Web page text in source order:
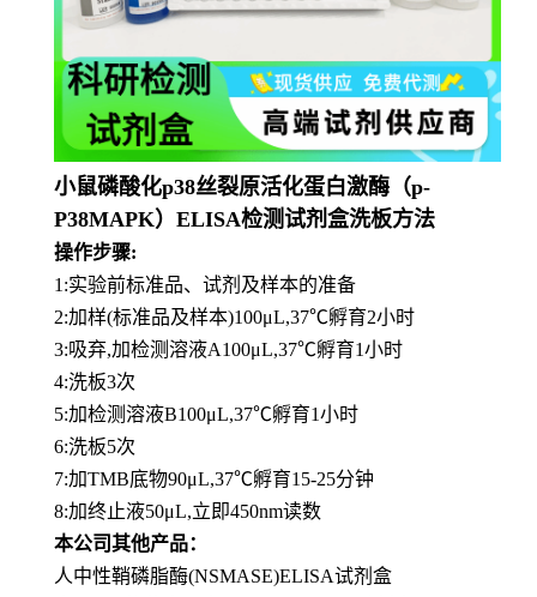
小鼠磷酸化p38丝裂原活化蛋白激酶（p-
P38MAPK）ELISA检测试剂盒洗板方法
操作步骤:
1:实验前标准品、试剂及样本的准备
2:加样(标准品及样本)100μL,37℃孵育2小时
3:吸弃,加检测溶液A100μL,37℃孵育1小时
4:洗板3次
5:加检测溶液B100μL,37℃孵育1小时
6:洗板5次
7:加TMB底物90μL,37℃孵育15-25分钟
8:加终止液50μL,立即450nm读数
本公司其他产品：
人中性鞘磷脂酶(NSMASE)ELISA试剂盒